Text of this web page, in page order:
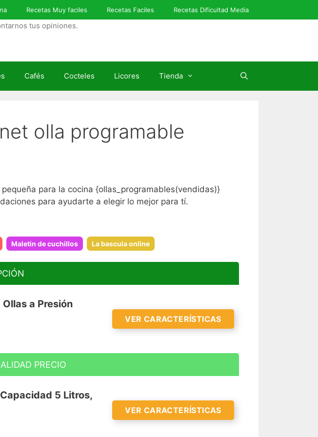
Recetas Muy faciles Recetas Faciles Recetas Dificultad Media
tus opiniones.
Cafés Cocteles Licores Tienda
olla programable
para la cocina {ollas_programables(vendidas)}
para ayudarte a elegir lo mejor para tí.
Maletin de cuchillos La bascula online
a Presión
VER CARACTERÍSTICAS
PRECIO
5 Litros,
VER CARACTERÍSTICAS